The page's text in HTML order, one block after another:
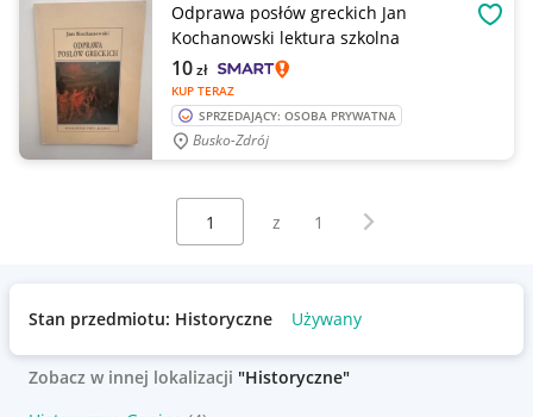
Odprawa posłów greckich Jan
Kochanowski lektura szkolna
KUP TERAZ
10zł
SPRZEDAJĄCY: OSOBA PRYWATNA
Busko-Zdrój
Wybierz stronę:
z 1 Następna strona
Stan przedmiotu: Historyczne Używany
Zobacz w innej lokalizacji "Historyczne"